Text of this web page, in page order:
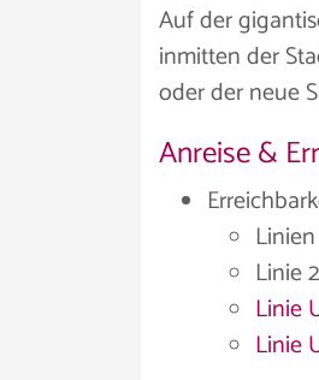
Auf der
inmitten der
oder der neue
Anreise &
Linie
Linie
Linie